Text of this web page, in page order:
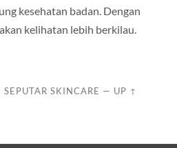
kesehatan badan. Dengan
kelihatan lebih berkilau.
SKINCARE — UP ↑